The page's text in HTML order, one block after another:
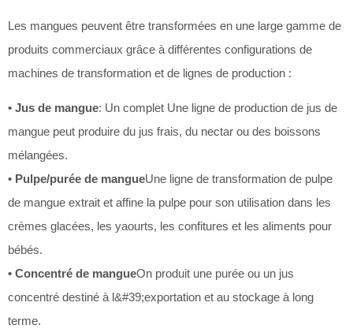
Les mangues peuvent être transformées en une large gamme de
produits commerciaux grâce à différentes configurations de
machines de transformation et de lignes de production :
• Jus de mangue: Un complet Une ligne de production de jus de
mangue peut produire du jus frais, du nectar ou des boissons
mélangées.
• Pulpe/purée de mangueUne ligne de transformation de pulpe
de mangue extrait et affine la pulpe pour son utilisation dans les
crèmes glacées, les yaourts, les confitures et les aliments pour
bébés.
• Concentré de mangueOn produit une purée ou un jus
concentré destiné à l&#39;exportation et au stockage à long
terme.